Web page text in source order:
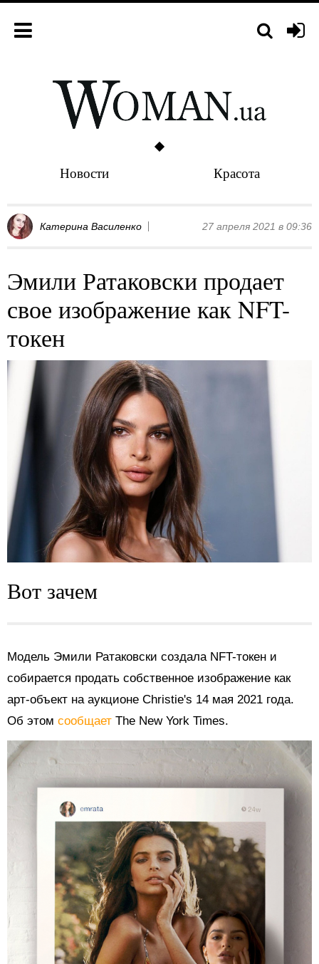
Новости Красота
Катерина Василенко 27 апреля 2021 в 09:36
Эмили Ратаковски продает
свое изображение как NFT-
токен
Вот зачем
Модель Эмили Ратаковски создала NFT-токен и
собирается продать собственное изображение как
арт-объект на аукционе Christie's 14 мая 2021 года.
Об этом сообщает The New York Times.